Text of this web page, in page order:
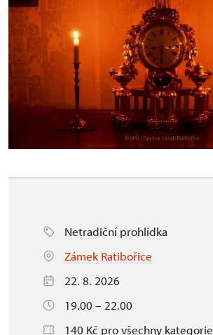
Netradiční prohlídka
Zámek Ratibořice
22. 8. 2026
19.00 – 22.00
140 Kč pro všechny kategorie